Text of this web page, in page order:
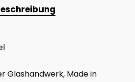
Glashandwerk, Made in